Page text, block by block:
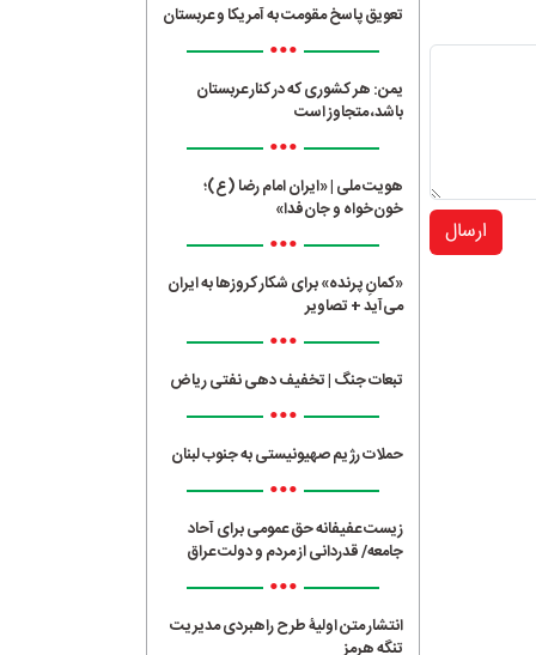
ارسال
تعویق پاسخ مقومت به آمریکا و عربستان
•••
یمن: هر کشوری که در کنار عربستان
باشد، متجاوز است
•••
هویت ملی | «ایران امام رضا (ع)؛
خون‌خواه و جان‌فدا»
•••
«کمانِ پرنده» برای شکار کروزها به ایران
می‌آید + تصاویر
•••
تبعات جنگ | تخفیف دهی نفتی ریاض
•••
حملات رژیم صهیونیستی به جنوب لبنان
•••
زیست عفیفانه حق عمومی برای آحاد
جامعه/ قدردانی از مردم و دولت عراق
•••
انتشار متن اولیۀ طرح راهبردی مدیریت
تنگه هرمز